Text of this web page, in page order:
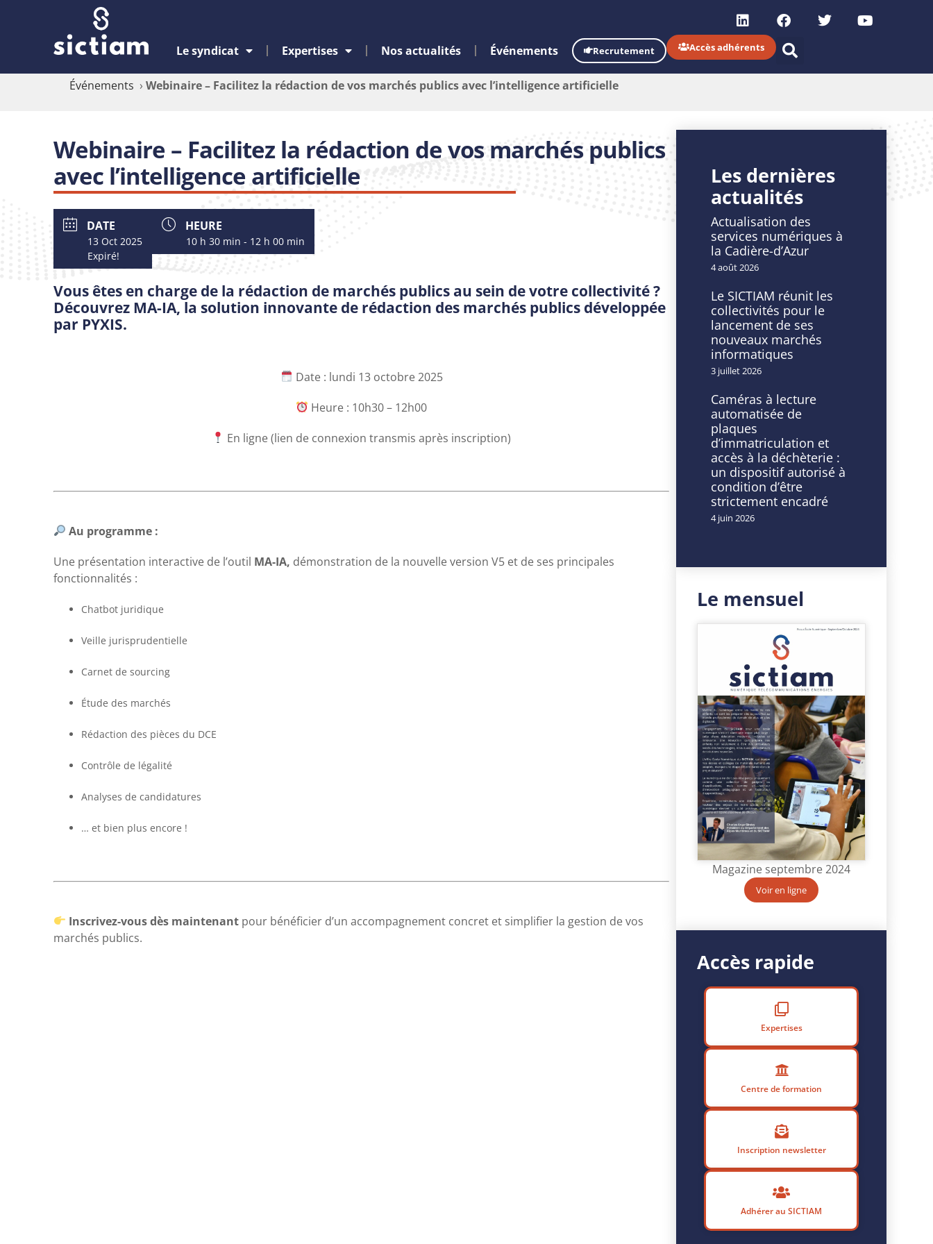
Le syndicat Expertises Nos actualités Événements Recrutement Accès adhérents
Événements › Webinaire – Facilitez la rédaction de vos marchés publics avec l’intelligence artificielle
Webinaire – Facilitez la rédaction de vos marchés publics
avec l’intelligence artificielle
DATE
13 Oct 2025
Expiré!
HEURE
10 h 30 min - 12 h 00 min
Vous êtes en charge de la rédaction de marchés publics au sein de votre collectivité ?
Découvrez MA-IA, la solution innovante de rédaction des marchés publics développée
par PYXIS.
Date : lundi 13 octobre 2025
Heure : 10h30 – 12h00
En ligne (lien de connexion transmis après inscription)
Au programme :
Une présentation interactive de l’outil MA-IA, démonstration de la nouvelle version V5 et de ses principales
fonctionnalités :
Chatbot juridique
Veille jurisprudentielle
Carnet de sourcing
Étude des marchés
Rédaction des pièces du DCE
Contrôle de légalité
Analyses de candidatures
… et bien plus encore !
Inscrivez-vous dès maintenant pour bénéficier d’un accompagnement concret et simplifier la gestion de vos
marchés publics.
Les dernières
actualités
Actualisation des
services numériques à
la Cadière-d’Azur
4 août 2026
Le SICTIAM réunit les
collectivités pour le
lancement de ses
nouveaux marchés
informatiques
3 juillet 2026
Caméras à lecture
automatisée de
plaques
d’immatriculation et
accès à la déchèterie :
un dispositif autorisé à
condition d’être
strictement encadré
4 juin 2026
Le mensuel
Magazine septembre 2024
Voir en ligne
Accès rapide
Expertises
Centre de formation
Inscription newsletter
Adhérer au SICTIAM